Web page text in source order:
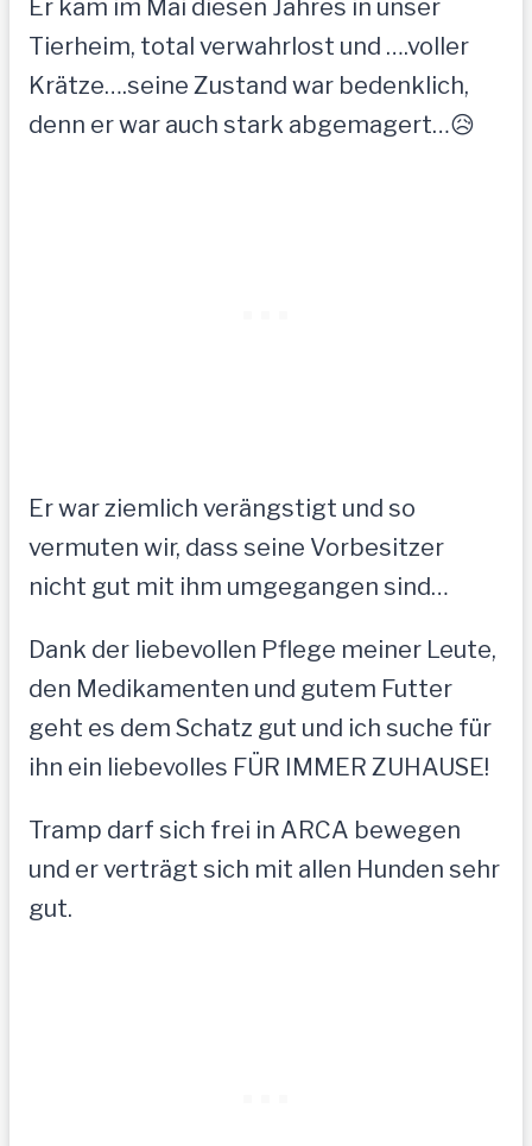
Er kam im Mai diesen Jahres in unser
Tierheim, total verwahrlost und ….voller
Krätze….seine Zustand war bedenklich,
denn er war auch stark abgemagert…😥
Er war ziemlich verängstigt und so
vermuten wir, dass seine Vorbesitzer
nicht gut mit ihm umgegangen sind…
Dank der liebevollen Pflege meiner Leute,
den Medikamenten und gutem Futter
geht es dem Schatz gut und ich suche für
ihn ein liebevolles FÜR IMMER ZUHAUSE!
Tramp darf sich frei in ARCA bewegen
und er verträgt sich mit allen Hunden sehr
gut.